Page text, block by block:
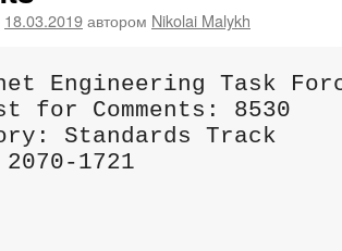
18.03.2019автором Nikolai Malykh
Engineering
for Comments:
Standards
2070-1721